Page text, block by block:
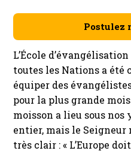
Postulez
L’École
toutes les Nations a été
équiper des
pour la plus grande
moisson a lieu sous nos
entier, mais le Seigneur
très clair : « L’Europe